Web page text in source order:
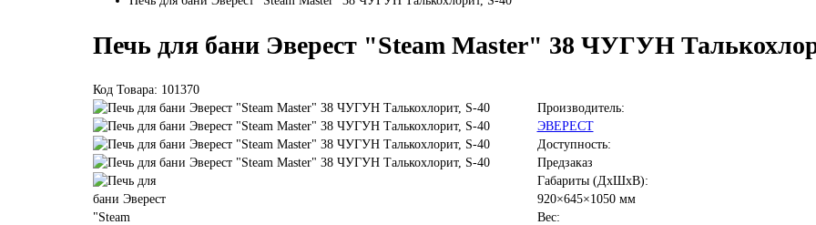
Печь для бани Эверест "Steam Master" 38 ЧУГУН
Код Товара: 101370
Производитель:
ЭВЕРЕСТ
Доступность:
Предзаказ
Габариты (ДхШхВ):
920×645×1050 мм
Вес: